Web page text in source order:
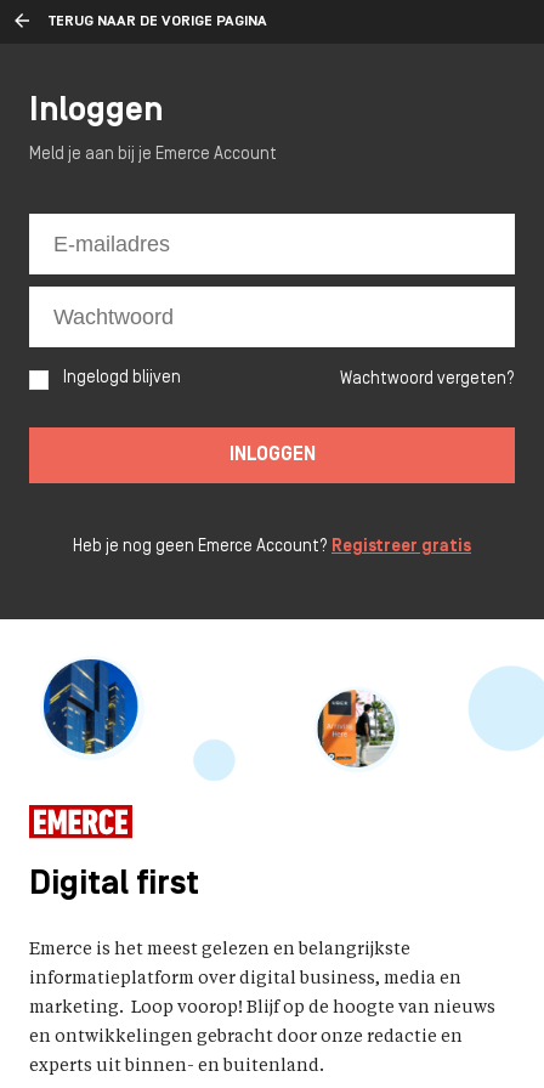
TERUG NAAR DE VORIGE PAGINA
Digital first
Emerce is het meest gelezen en belangrijkste
informatieplatform over digital business, media en
marketing. Loop voorop! Blijf op de hoogte van nieuws
en ontwikkelingen gebracht door onze redactie en
experts uit binnen- en buitenland.
Inloggen
Meld je aan bij je Emerce Account
Ingelogd blijven Wachtwoord vergeten?
INLOGGEN
Heb je nog geen Emerce Account? Registreer gratis